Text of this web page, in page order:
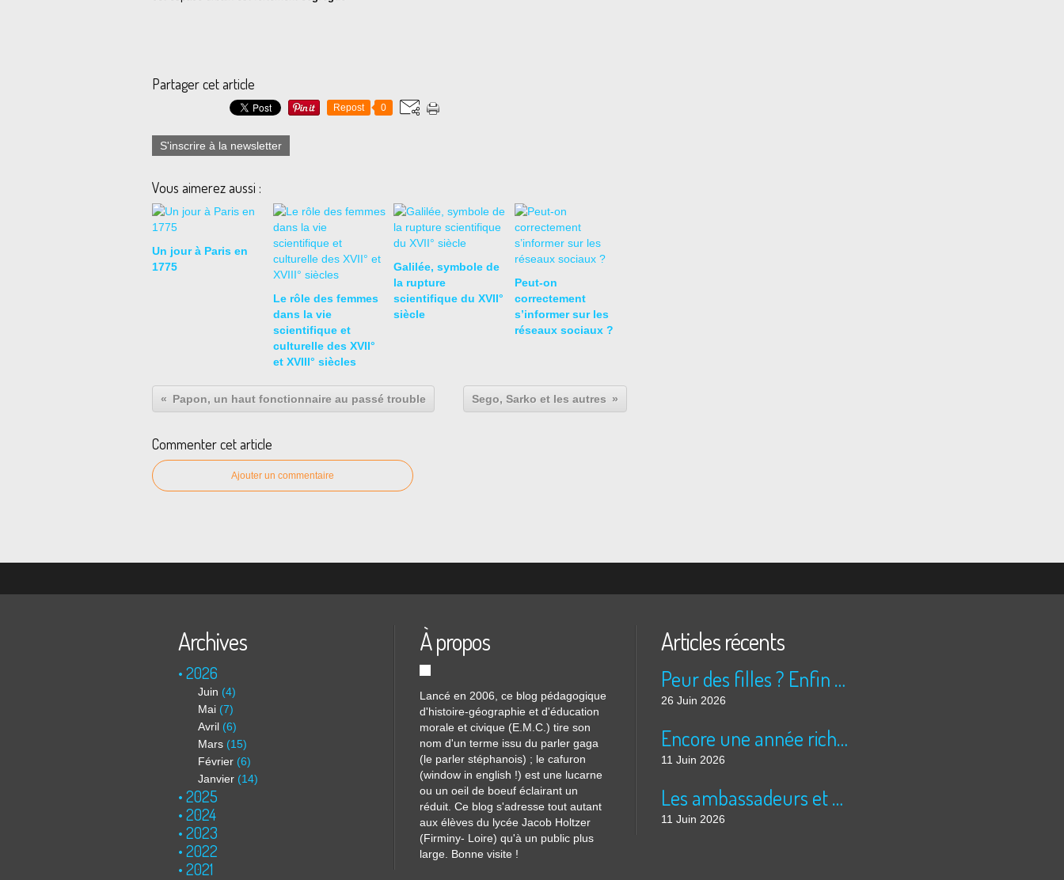
Partager cet article
Repost 0
S'inscrire à la newsletter
Vous aimerez aussi :
Un jour à Paris en
1775
Le rôle des femmes
dans la vie
scientifique et
culturelle des XVII°
et XVIII° siècles
Galilée, symbole de
la rupture
scientifique du XVII°
siècle
Peut-on
correctement
s’informer sur les
réseaux sociaux ?
Papon, un haut fonctionnaire au passé trouble Sego, Sarko et les autres
Commenter cet article
Ajouter un commentaire
Archives
2026
Juin (4)
Mai (7)
Avril (6)
Mars (15)
Février (6)
Janvier (14)
2025
2024
2023
2022
2021
À propos
Lancé en 2006, ce blog pédagogique
d'histoire-géographie et d'éducation
morale et civique (E.M.C.) tire son
nom d'un terme issu du parler gaga
(le parler stéphanois) ; le cafuron
(window in english !) est une lucarne
ou un oeil de boeuf éclairant un
réduit. Ce blog s'adresse tout autant
aux élèves du lycée Jacob Holtzer
(Firminy- Loire) qu'à un public plus
large. Bonne visite !
Articles récents
Peur des filles ? Enfin rassuré ?
26 Juin 2026
Encore une année riche en cinéma pour Super 8 !
11 Juin 2026
Les ambassadeurs et SUPER 8 - La solidarité en action
11 Juin 2026